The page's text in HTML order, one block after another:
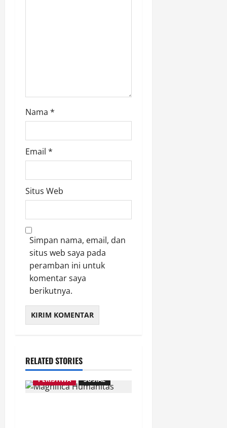
Nama *
Email *
Situs Web
Simpan nama, email, dan
situs web saya pada
peramban ini untuk
komentar saya
berikutnya.
RELATED STORIES
AGAMA
PEMERINTAH
PERISTIWA
SOSIAL